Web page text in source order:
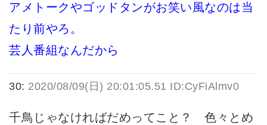
アメトークやゴッドタンがお笑い風なのは当
たり前やろ。
芸人番組なんだから
30: 2020/08/09(日) 20:01:05.51 ID:CyFiAlmv0
千鳥じゃなければだめってこと？ 色々とめ